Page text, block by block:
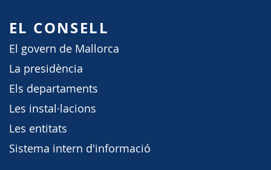
EL CONSELL
El govern de Mallorca
La presidència
Els departaments
Les instal·lacions
Les entitats
Sistema intern d'informació